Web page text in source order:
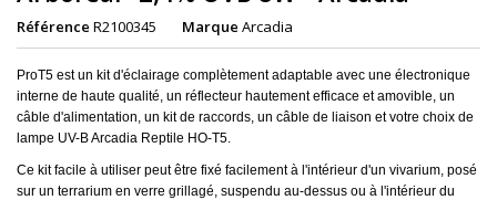
Référence R2100345 Marque Arcadia
ProT5 est un kit d'éclairage complètement adaptable avec une électronique
interne de haute qualité, un réflecteur hautement efficace et amovible, un
câble d'alimentation, un kit de raccords, un câble de liaison et votre choix de
lampe UV-B Arcadia Reptile HO-T5.
Ce kit facile à utiliser peut être fixé facilement à l'intérieur d'un vivarium, posé
sur un terrarium en verre grillagé, suspendu au-dessus ou à l'intérieur du